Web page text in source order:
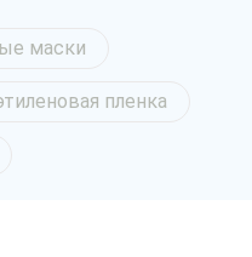
маски
пленка